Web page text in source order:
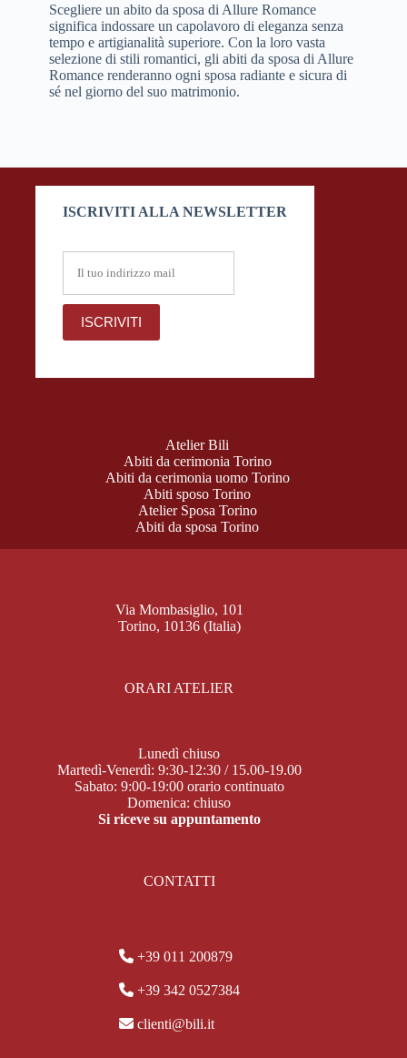
Scegliere un abito da sposa di Allure Romance
significa indossare un capolavoro di eleganza senza
tempo e artigianalità superiore. Con la loro vasta
selezione di stili romantici, gli abiti da sposa di Allure
Romance renderanno ogni sposa radiante e sicura di
sé nel giorno del suo matrimonio.
ISCRIVITI ALLA NEWSLETTER
Atelier Bili
Abiti da cerimonia Torino
Abiti da cerimonia uomo Torino
Abiti sposo Torino
Atelier Sposa Torino
Abiti da sposa Torino
Via Mombasiglio, 101
Torino, 10136 (Italia)
ORARI ATELIER
Lunedì chiuso
Martedì-Venerdì: 9:30-12:30 / 15.00-19.00
Sabato: 9:00-19:00 orario continuato
Domenica: chiuso
Si riceve su appuntamento
CONTATTI
+39 011 200879
+39 342 0527384
clienti@bili.it